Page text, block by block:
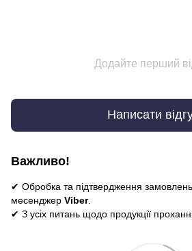
Додайте перший
Написати
Важливо!
✔ Обробка та підтвердження
месенджер Viber.
✔ З усіх питань щодо продукції